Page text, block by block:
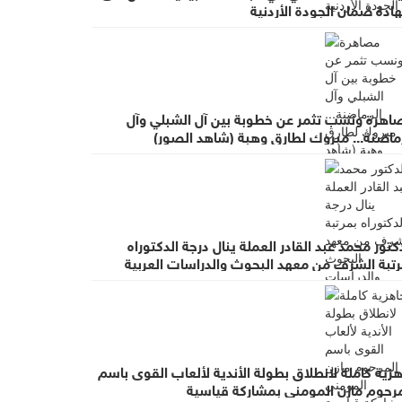
ضمان الجودة الأردنية
ونسب تثمر عن خطوبة بين آل الشبلي وآل
مبروك لطارق وهبة (شاهد الصور)
محمد عبد القادر العملة ينال درجة الدكتوراه
الشرف من معهد البحوث والدراسات العربية
كاملة لانطلاق بطولة الأندية لألعاب القوى باسم
مازن المومني بمشاركة قياسية